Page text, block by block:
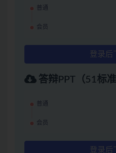
普通
会员
登录后
答辩PPT（51标准
普通
会员
登录后